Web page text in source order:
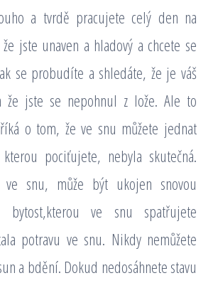
a tvrdě pracujete celý den na
jste unaven a hladový a chcete se
se probudíte a shledáte, že je váš
že jste se nepohnul z lože. Ale to
o tom, že ve snu můžete jednat
pociťujete, nebyla skutečná.
ve snu, může být ukojen snovou
bytost,kterou ve snu spatřujete
potravu ve snu. Nikdy nemůžete
a bdění. Dokud nedosáhnete stavu